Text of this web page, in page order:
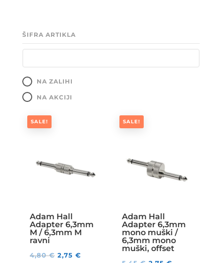
ŠIFRA ARTIKLA
NA ZALIHI
NA AKCIJI
SALE!
Adam Hall
Adapter 6,3mm
M / 6,3mm M
ravni
4,80€ 2,75 €
SALE!
Adam Hall
Adapter 6,3mm
mono muški /
6,3mm mono
muški, offset